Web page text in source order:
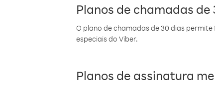
Planos de chamadas de
O plano de chamadas de 30 dias
especiais do Viber.
Planos de assinatura